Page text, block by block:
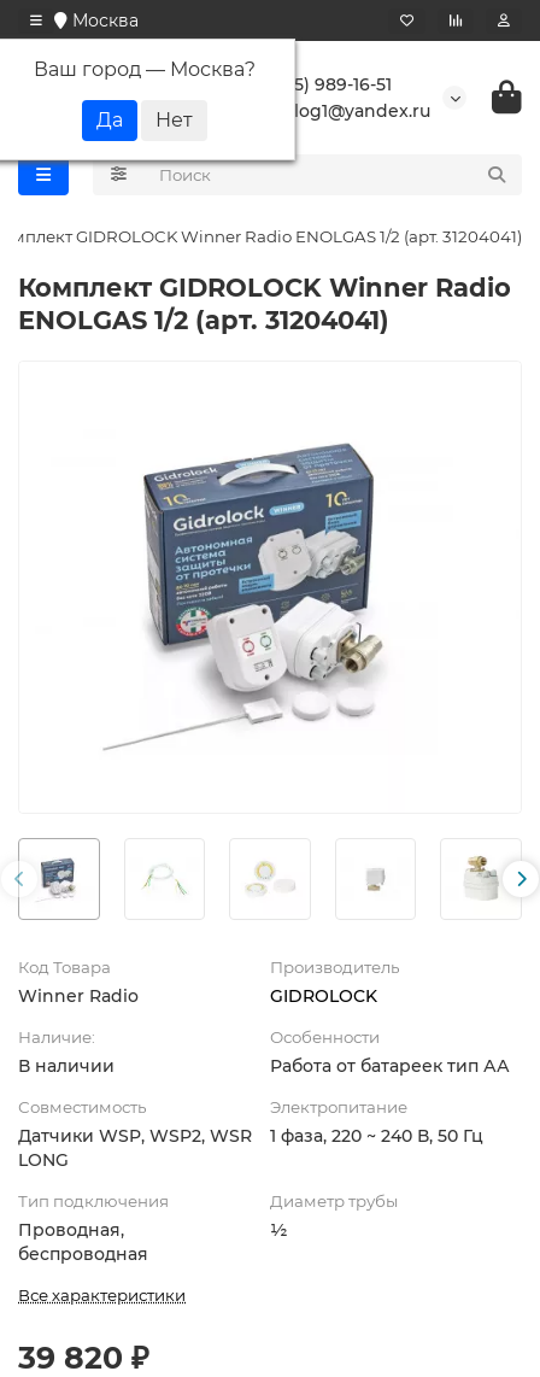
Москва
Ваш город — Москва?
+7 (495) 989-16-51
buranlog1@yandex.ru
GIDROLOCK Winner Radio ENOLGAS 1/2 (арт. 31204041)
Комплект GIDROLOCK Winner Radio
ENOLGAS 1/2 (арт. 31204041)
Код Товара
Winner Radio
Производитель
GIDROLOCK
Наличие:
В наличии
Особенности
Работа от батареек тип АА
Совместимость
Датчики WSP, WSP2, WSR
LONG
Электропитание
1 фаза, 220 ~ 240 В, 50 Гц
Тип подключения
Проводная,
беспроводная
Диаметр трубы
½
Все характеристики
39 820 ₽